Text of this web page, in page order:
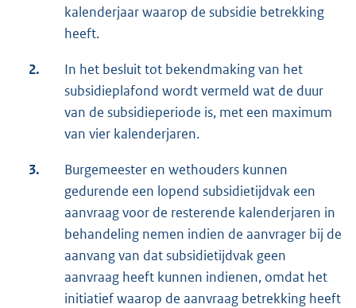
kalenderjaar waarop de subsidie betrekking
heeft.
2.
In het besluit tot bekendmaking van het
subsidieplafond wordt vermeld wat de duur
van de subsidieperiode is, met een maximum
van vier kalenderjaren.
3.
Burgemeester en wethouders kunnen
gedurende een lopend subsidietijdvak een
aanvraag voor de resterende kalenderjaren in
behandeling nemen indien de aanvrager bij de
aanvang van dat subsidietijdvak geen
aanvraag heeft kunnen indienen, omdat het
initiatief waarop de aanvraag betrekking heeft